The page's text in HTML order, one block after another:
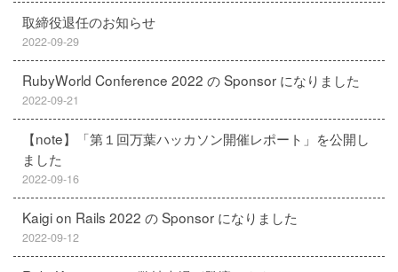
取締役退任のお知らせ
2022-09-29
RubyWorld Conference 2022 の Sponsor になりました
2022-09-21
【note】「第１回万葉ハッカソン開催レポート」を公開し
ました
2022-09-16
Kaigi on Rails 2022 の Sponsor になりました
2022-09-12